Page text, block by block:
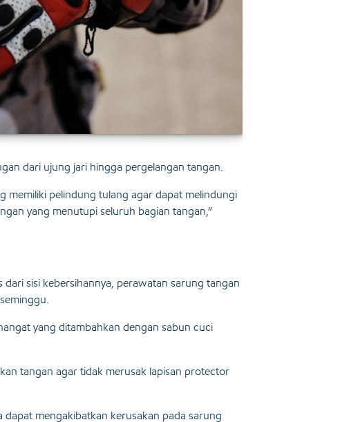
dari ujung jari hingga pergelangan tangan.
memiliki pelindung tulang agar dapat melindungi
yang menutupi seluruh bagian tangan,”
sisi kebersihannya, perawatan sarung tangan
yang ditambahkan dengan sabun cuci
tangan agar tidak merusak lapisan protector
mengakibatkan kerusakan pada sarung